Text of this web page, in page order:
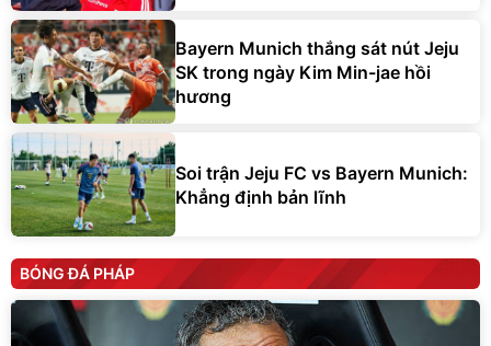
Bayern Munich thắng sát nút Jeju
SK trong ngày Kim Min-jae hồi
hương
Soi trận Jeju FC vs Bayern Munich:
Khẳng định bản lĩnh
BÓNG ĐÁ PHÁP